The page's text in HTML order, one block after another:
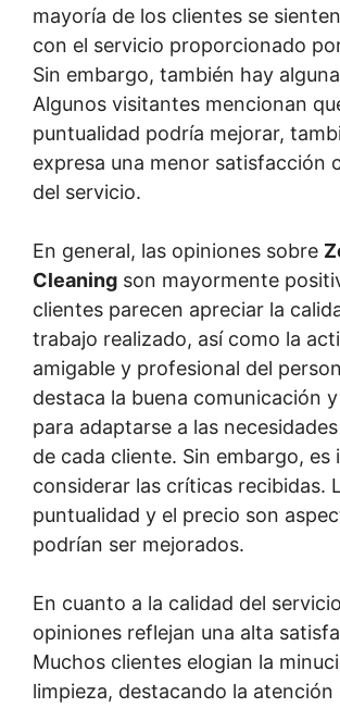
mayoría de los clientes se
con el servicio proporcionado
Sin embargo, también hay
Algunos visitantes mencionan
puntualidad podría mejorar,
expresa una menor satisfacción
del servicio.
En general, las opiniones sobre
Cleaning son mayormente
clientes parecen apreciar la
trabajo realizado, así como la
amigable y profesional del
destaca la buena comunicación
para adaptarse a las
de cada cliente. Sin embargo,
considerar las críticas recibidas.
puntualidad y el precio son
podrían ser mejorados.
En cuanto a la calidad del
opiniones reflejan una alta
Muchos clientes elogian la
limpieza, destacando la atención